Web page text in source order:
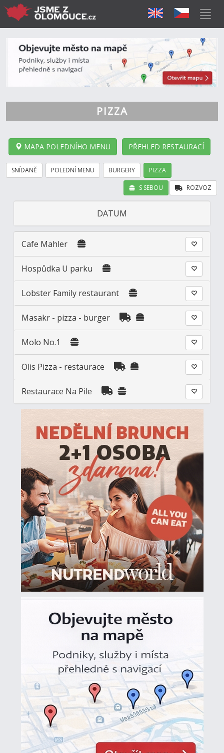
PIZZA
MAPA POLEDNÍHO MENU PŘEHLED RESTAURACÍ
SNÍDANĚ POLEDNÍ MENU BURGERY PIZZA
ROZVOZ
S SEBOU
DATUM
Cafe Mahler
Hospůdka U parku
Lobster Family restaurant
Masakr - pizza - burger
Molo No.1
Olis Pizza - restaurace
Restaurace Na Pile